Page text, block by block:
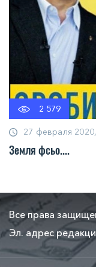
2 579
27 февраля
Земля фсьо....
Все права
Эл. адрес